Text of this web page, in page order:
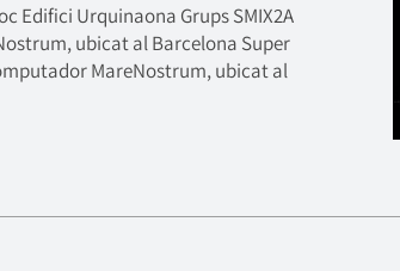
Edifici Urquinaona Grups SMIX2A
ubicat al Barcelona Super
MareNostrum, ubicat al